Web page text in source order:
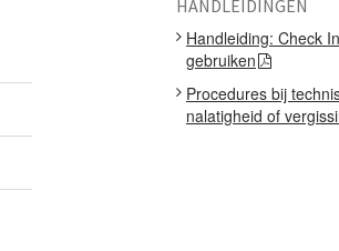
HANDLEIDINGEN
Handleiding: Check
gebruiken
Procedures bij
nalatigheid of